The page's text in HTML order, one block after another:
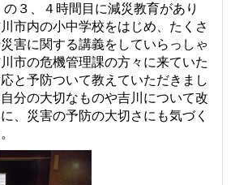
３、４時間目に減災教育があり
市内の小中学校をはじめ、たくさ
害に関する講義をしていらっしゃ
市の危機管理課の方々に来ていた
と予防ついて教えていただきまし
分の大切なものや吉川について改
、災害の予防の大切さにも気づく